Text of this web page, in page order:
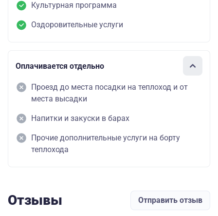
Культурная программа
Оздоровительные услуги
Оплачивается отдельно
Проезд до места посадки на теплоход и от
места высадки
Напитки и закуски в барах
Прочие дополнительные услуги на борту
теплохода
Отзывы Отправить отзыв